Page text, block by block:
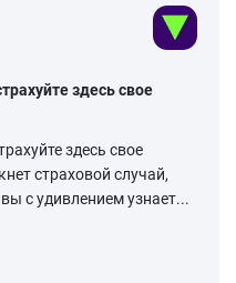
здесь свое
здесь свое
страховой случай,
с удивлением узнает...